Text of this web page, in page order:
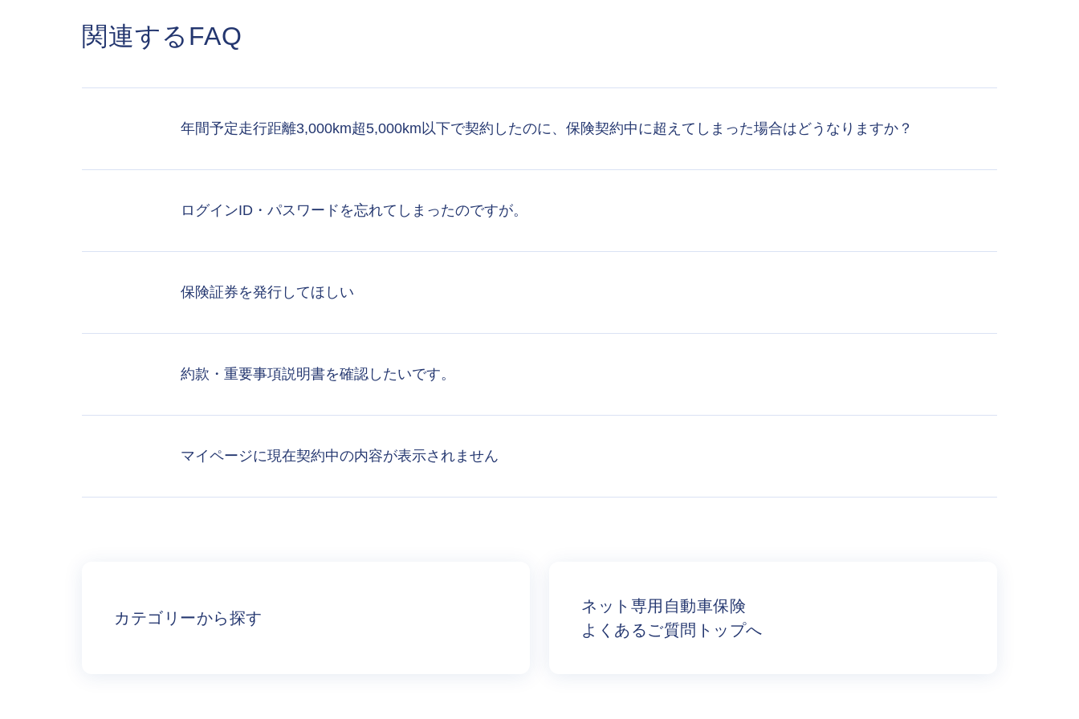
関連するFAQ
年間予定走行距離3,000km超5,000km以下で契約したのに、保険契約中に超えてしまった場合はどうなりますか？
ログインID・パスワードを忘れてしまったのですが。
保険証券を発行してほしい
約款・重要事項説明書を確認したいです。
マイページに現在契約中の内容が表示されません
カテゴリーから探す
ネット専用自動車保険
よくあるご質問トップへ